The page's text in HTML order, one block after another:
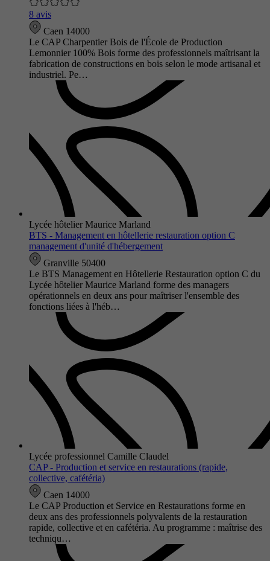
8 avis
Caen 14000
Le CAP Charpentier Bois de l'École de Production
Lemonnier 100% Bois forme des professionnels maîtrisant la
fabrication de constructions en bois selon le mode artisanal et
industriel. Pe…
Lycée hôtelier Maurice Marland
BTS - Management en hôtellerie restauration option C
management d'unité d'hébergement
Granville 50400
Le BTS Management en Hôtellerie Restauration option C du
Lycée hôtelier Maurice Marland forme des managers
opérationnels en deux ans pour maîtriser l'ensemble des
fonctions liées à l'héb…
Lycée professionnel Camille Claudel
CAP - Production et service en restaurations (rapide,
collective, cafétéria)
Caen 14000
Le CAP Production et Service en Restaurations forme en
deux ans des professionnels polyvalents de la restauration
rapide, collective et en cafétéria. Au programme : maîtrise des
techniqu…